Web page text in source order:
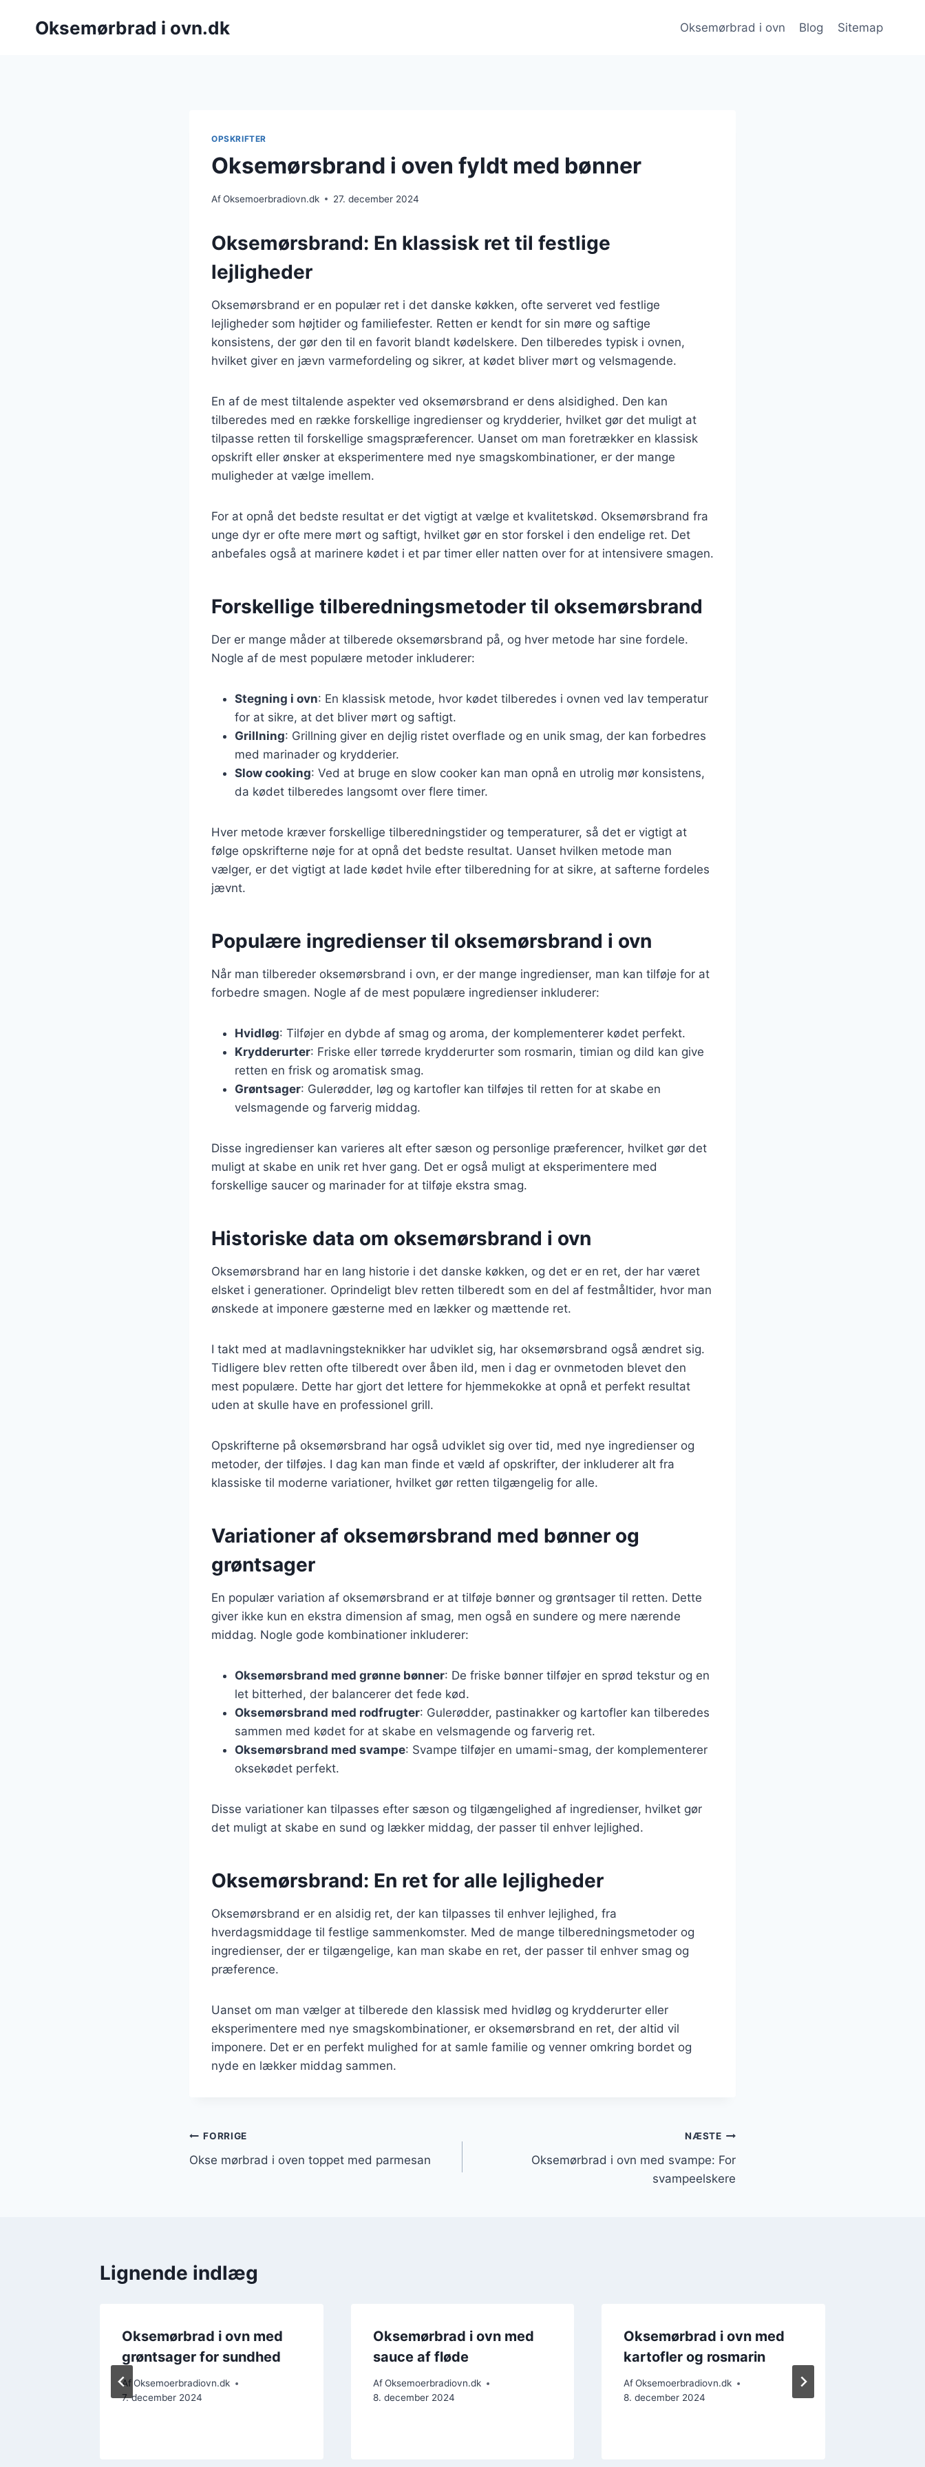
Oksemørbrad i ovn.dk Oksemørbrad i ovn Blog Sitemap
OPSKRIFTER
Oksemørsbrand i oven fyldt med bønner
AfOksemoerbradiovn.dk 27. december 2024
Oksemørsbrand: En klassisk ret til festlige
lejligheder
Oksemørsbrand er en populær ret i det danske køkken, ofte serveret ved festlige
lejligheder som højtider og familiefester. Retten er kendt for sin møre og saftige
konsistens, der gør den til en favorit blandt kødelskere. Den tilberedes typisk i ovnen,
hvilket giver en jævn varmefordeling og sikrer, at kødet bliver mørt og velsmagende.
En af de mest tiltalende aspekter ved oksemørsbrand er dens alsidighed. Den kan
tilberedes med en række forskellige ingredienser og krydderier, hvilket gør det muligt at
tilpasse retten til forskellige smagspræferencer. Uanset om man foretrækker en klassisk
opskrift eller ønsker at eksperimentere med nye smagskombinationer, er der mange
muligheder at vælge imellem.
For at opnå det bedste resultat er det vigtigt at vælge et kvalitetskød. Oksemørsbrand fra
unge dyr er ofte mere mørt og saftigt, hvilket gør en stor forskel i den endelige ret. Det
anbefales også at marinere kødet i et par timer eller natten over for at intensivere smagen.
Forskellige tilberedningsmetoder til oksemørsbrand
Der er mange måder at tilberede oksemørsbrand på, og hver metode har sine fordele.
Nogle af de mest populære metoder inkluderer:
Stegning i ovn: En klassisk metode, hvor kødet tilberedes i ovnen ved lav temperatur
for at sikre, at det bliver mørt og saftigt.
Grillning: Grillning giver en dejlig ristet overflade og en unik smag, der kan forbedres
med marinader og krydderier.
Slow cooking: Ved at bruge en slow cooker kan man opnå en utrolig mør konsistens,
da kødet tilberedes langsomt over flere timer.
Hver metode kræver forskellige tilberedningstider og temperaturer, så det er vigtigt at
følge opskrifterne nøje for at opnå det bedste resultat. Uanset hvilken metode man
vælger, er det vigtigt at lade kødet hvile efter tilberedning for at sikre, at safterne fordeles
jævnt.
Populære ingredienser til oksemørsbrand i ovn
Når man tilbereder oksemørsbrand i ovn, er der mange ingredienser, man kan tilføje for at
forbedre smagen. Nogle af de mest populære ingredienser inkluderer:
Hvidløg: Tilføjer en dybde af smag og aroma, der komplementerer kødet perfekt.
Krydderurter: Friske eller tørrede krydderurter som rosmarin, timian og dild kan give
retten en frisk og aromatisk smag.
Grøntsager: Gulerødder, løg og kartofler kan tilføjes til retten for at skabe en
velsmagende og farverig middag.
Disse ingredienser kan varieres alt efter sæson og personlige præferencer, hvilket gør det
muligt at skabe en unik ret hver gang. Det er også muligt at eksperimentere med
forskellige saucer og marinader for at tilføje ekstra smag.
Historiske data om oksemørsbrand i ovn
Oksemørsbrand har en lang historie i det danske køkken, og det er en ret, der har været
elsket i generationer. Oprindeligt blev retten tilberedt som en del af festmåltider, hvor man
ønskede at imponere gæsterne med en lækker og mættende ret.
I takt med at madlavningsteknikker har udviklet sig, har oksemørsbrand også ændret sig.
Tidligere blev retten ofte tilberedt over åben ild, men i dag er ovnmetoden blevet den
mest populære. Dette har gjort det lettere for hjemmekokke at opnå et perfekt resultat
uden at skulle have en professionel grill.
Opskrifterne på oksemørsbrand har også udviklet sig over tid, med nye ingredienser og
metoder, der tilføjes. I dag kan man finde et væld af opskrifter, der inkluderer alt fra
klassiske til moderne variationer, hvilket gør retten tilgængelig for alle.
Variationer af oksemørsbrand med bønner og
grøntsager
En populær variation af oksemørsbrand er at tilføje bønner og grøntsager til retten. Dette
giver ikke kun en ekstra dimension af smag, men også en sundere og mere nærende
middag. Nogle gode kombinationer inkluderer:
Oksemørsbrand med grønne bønner: De friske bønner tilføjer en sprød tekstur og en
let bitterhed, der balancerer det fede kød.
Oksemørsbrand med rodfrugter: Gulerødder, pastinakker og kartofler kan tilberedes
sammen med kødet for at skabe en velsmagende og farverig ret.
Oksemørsbrand med svampe: Svampe tilføjer en umami-smag, der komplementerer
oksekødet perfekt.
Disse variationer kan tilpasses efter sæson og tilgængelighed af ingredienser, hvilket gør
det muligt at skabe en sund og lækker middag, der passer til enhver lejlighed.
Oksemørsbrand: En ret for alle lejligheder
Oksemørsbrand er en alsidig ret, der kan tilpasses til enhver lejlighed, fra
hverdagsmiddage til festlige sammenkomster. Med de mange tilberedningsmetoder og
ingredienser, der er tilgængelige, kan man skabe en ret, der passer til enhver smag og
præference.
Uanset om man vælger at tilberede den klassisk med hvidløg og krydderurter eller
eksperimentere med nye smagskombinationer, er oksemørsbrand en ret, der altid vil
imponere. Det er en perfekt mulighed for at samle familie og venner omkring bordet og
nyde en lækker middag sammen.
Indlægsnavigation
FORRIGE
Okse mørbrad i oven toppet med parmesan
NÆSTE
Oksemørbrad i ovn med svampe: For
svampeelskere
Lignende indlæg
Oksemørbrad i ovn med
grøntsager for sundhed
AfOksemoerbradiovn.dk
7. december 2024
Oksemørbrad i ovn med
sauce af fløde
Af Oksemoerbradiovn.dk
8. december 2024
Oksemørbrad i ovn med
kartofler og rosmarin
Af Oksemoerbradiovn.dk
8. december 2024